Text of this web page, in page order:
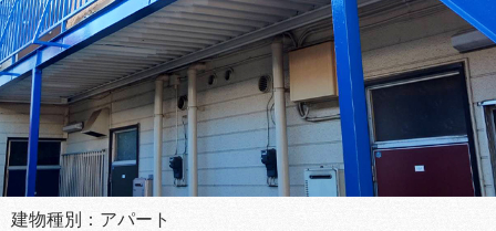
建物種別：アパート